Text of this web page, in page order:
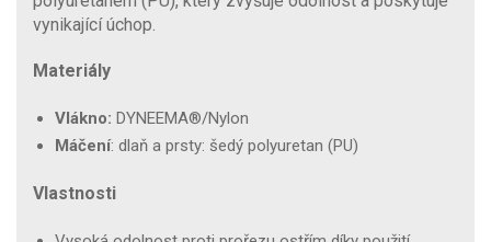
vynikající úchop.
Materiály
Vlákno: DYNEEMA®/Nylon
Máčení: dlaň a prsty: šedý polyuretan (PU)
Vlastnosti